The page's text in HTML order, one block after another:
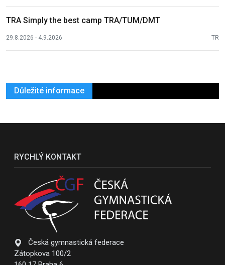
TRA Simply the best camp TRA/TUM/DMT
29.8.2026 - 4.9.2026 TR
Důležité informace
RYCHLÝ KONTAKT
Česká gymnastická federace
Zátopkova 100/2